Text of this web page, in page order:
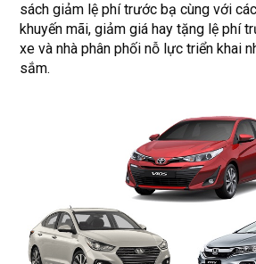
sách giảm lệ phí trước bạ cùng với
khuyến mãi, giảm giá hay tặng lệ phí
xe và nhà phân phối nỗ lực triển khai
sắm.